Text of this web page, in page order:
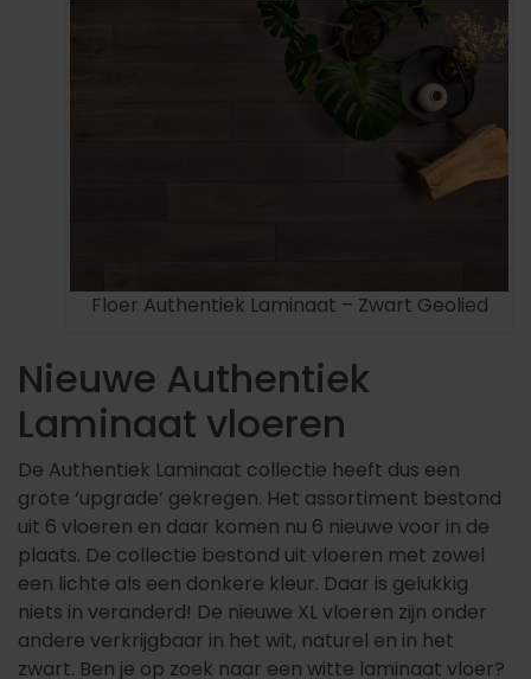
Floer Authentiek Laminaat – Zwart Geolied
Nieuwe Authentiek
Laminaat vloeren
De Authentiek Laminaat collectie heeft dus een
grote ‘upgrade’ gekregen. Het assortiment bestond
uit 6 vloeren en daar komen nu 6 nieuwe voor in de
plaats. De collectie bestond uit vloeren met zowel
een lichte als een donkere kleur. Daar is gelukkig
niets in veranderd! De nieuwe XL vloeren zijn onder
andere verkrijgbaar in het wit, naturel en in het
zwart. Ben je op zoek naar een witte laminaat vloer?